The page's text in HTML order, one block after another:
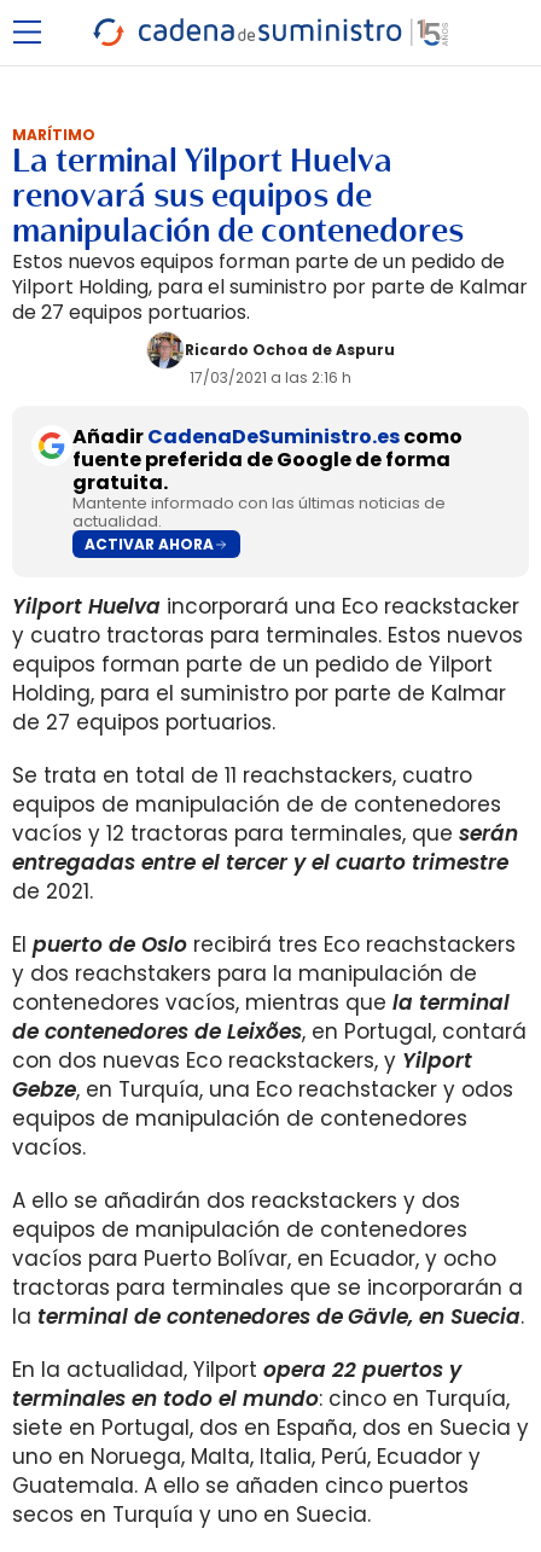
MARÍTIMO
La terminal Yilport Huelva
renovará sus equipos de
manipulación de contenedores
Estos nuevos equipos forman parte de un pedido de
Yilport Holding, para el suministro por parte de Kalmar
de 27 equipos portuarios.
Ricardo Ochoa de Aspuru
17/03/2021 a las 2:16 h
AñadirCadenaDeSuministro.escomo
fuente preferida de Google de forma
gratuita.
Mantente informado con las últimas noticias de
actualidad.
ACTIVAR AHORA
Yilport Huelva incorporará una Eco reackstacker
y cuatro tractoras para terminales. Estos nuevos
equipos forman parte de un pedido de Yilport
Holding, para el suministro por parte de Kalmar
de 27 equipos portuarios.
Se trata en total de 11 reachstackers, cuatro
equipos de manipulación de de contenedores
vacíos y 12 tractoras para terminales, que serán
entregadas entre el tercer y el cuarto trimestre
de 2021.
El puerto de Oslo recibirá tres Eco reachstackers
y dos reachstakers para la manipulación de
contenedores vacíos, mientras que la terminal
de contenedores de Leixões, en Portugal, contará
con dos nuevas Eco reackstackers, y Yilport
Gebze, en Turquía, una Eco reachstacker y odos
equipos de manipulación de contenedores
vacíos.
A ello se añadirán dos reackstackers y dos
equipos de manipulación de contenedores
vacíos para Puerto Bolívar, en Ecuador, y ocho
tractoras para terminales que se incorporarán a
la terminal de contenedores deGävle, en Suecia.
En la actualidad, Yilport opera 22 puertos y
terminales en todo el mundo: cinco en Turquía,
siete en Portugal, dos en España, dos en Suecia y
uno en Noruega, Malta, Italia, Perú, Ecuador y
Guatemala. A ello se añaden cinco puertos
secos en Turquía y uno en Suecia.